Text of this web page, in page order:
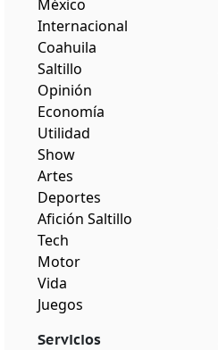
México
Internacional
Coahuila
Saltillo
Opinión
Economía
Utilidad
Show
Artes
Deportes
Afición Saltillo
Tech
Motor
Vida
Juegos
Servicios